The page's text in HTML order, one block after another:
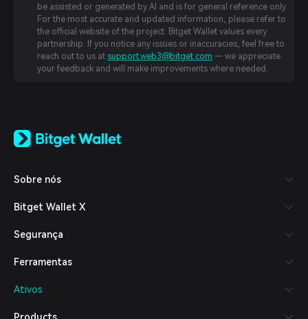
be assisted or generated by AI and is for general reference only.
For the most accurate and updated information, please refer to
the official website of the project. Bitget Wallet values every
partnership. If you notice any issues or inaccuracies, feel free to
reach out to us at support.web3@bitget.com — we appreciate
your feedback and will make improvements where needed.
日本語
Español (Latinoamérica)
Italiano
Deutsch
繁體中文
Bahasa Indonesia
Sobre nós
Bitget Wallet X
Segurança
Ferramentas
Ativos
Products